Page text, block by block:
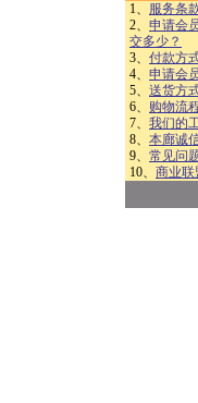
1、 服务条
2、 申请会
交多少？
3、 付款方
4、 申请会
5、 送货方
6、 购物流
7、 我们的
8、 本廊诚
9、 常见问
10、 商业联